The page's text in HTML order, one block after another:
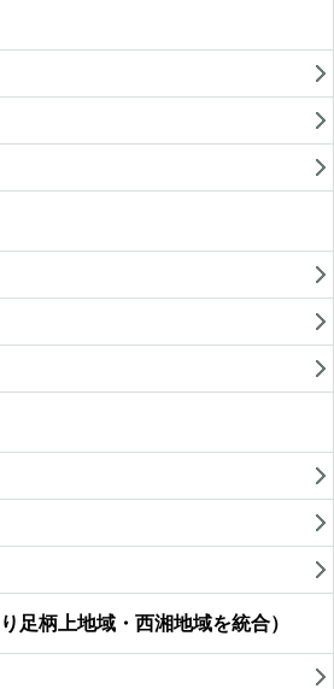
足柄上地域・西湘地域を統合）